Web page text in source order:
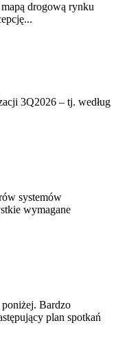
drogową rynku
3Q2026 – tj. według
systemów
wymagane
Bardzo
plan spotkań